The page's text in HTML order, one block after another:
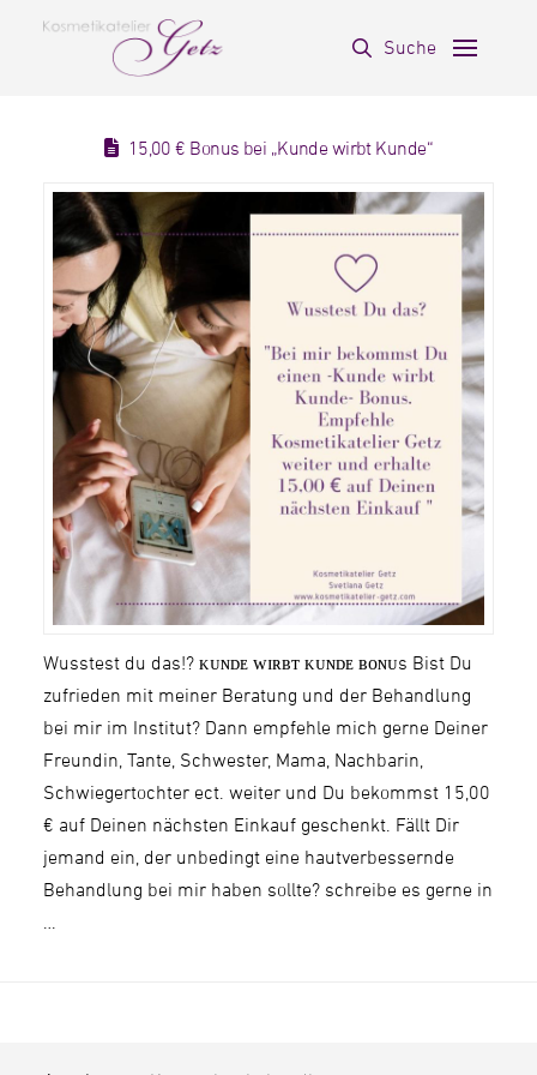
Suche
15,00 € Bonus bei „Kunde wirbt Kunde“
Wusstest du das!? ᴋᴜɴᴅᴇ ᴡɪʀʙᴛ ᴋᴜɴᴅᴇ ʙᴏɴᴜs Bist Du
zufrieden mit meiner Beratung und der Behandlung
bei mir im Institut? Dann empfehle mich gerne Deiner
Freundin, Tante, Schwester, Mama, Nachbarin,
Schwiegertochter ect. weiter und Du bekommst 15,00
€ auf Deinen nächsten Einkauf geschenkt. Fällt Dir
jemand ein, der unbedingt eine hautverbessernde
Behandlung bei mir haben sollte? schreibe es gerne in